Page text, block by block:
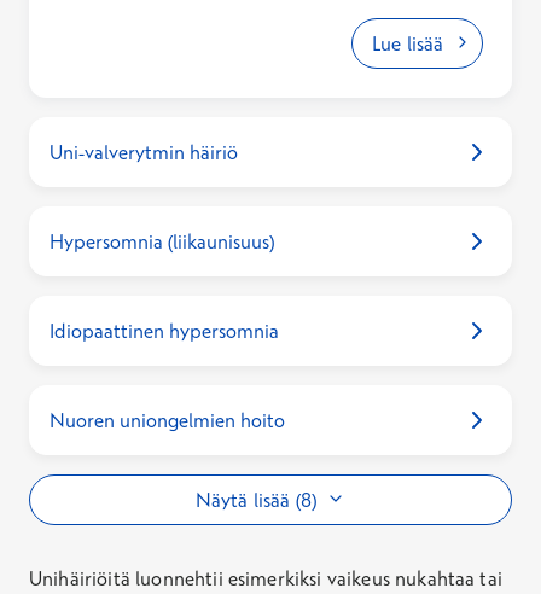
yönaikaisista hengityskatkoksista. Uniapnea voi
heikentää unen laatua ja olla syy aamu- ja
päiväaikaiseen väsymykseen. Hoitamaton
aikuistyypin diabetekseen, depressioon ja
Lue lisää
Uni-valverytmin häiriö
Hypersomnia (liikaunisuus)
Idiopaattinen hypersomnia
Nuoren uniongelmien hoito
Näytä lisää (8)
Unihäiriöitä luonnehtii esimerkiksi vaikeus nukahtaa tai